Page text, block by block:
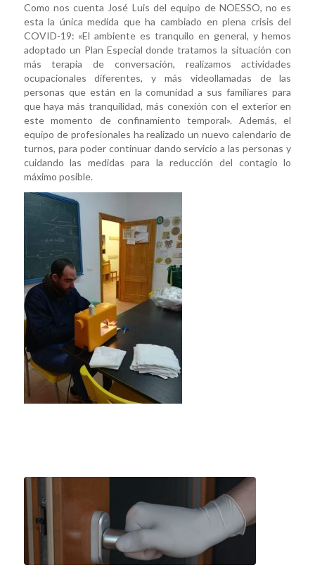
Como nos cuenta José Luis del equipo de NOESSO, no es
esta la única medida que ha cambiado en plena crisis del
COVID-19: «El ambiente es tranquilo en general, y hemos
adoptado un Plan Especial donde tratamos la situación con
más terapia de conversación, realizamos actividades
ocupacionales diferentes, y más videollamadas de las
personas que están en la comunidad a sus familiares para
que haya más tranquilidad, más conexión con el exterior en
este momento de confinamiento temporal». Además, el
equipo de profesionales ha realizado un nuevo calendario de
turnos, para poder continuar dando servicio a las personas y
cuidando las medidas para la reducción del contagio lo
máximo posible.